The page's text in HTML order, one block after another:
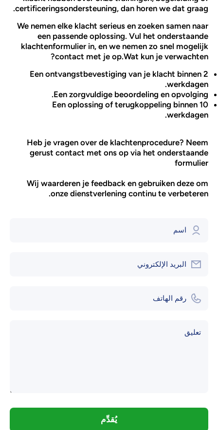
certificeringsondersteuning, dan horen we dat graag.
We nemen elke klacht serieus en zoeken samen naar
een passende oplossing. Vul het onderstaande
klachtenformulier in, en we nemen zo snel mogelijk
contact met je op.Wat kun je verwachten?
Een ontvangstbevestiging van je klacht binnen 2
werkdagen.
Een zorgvuldige beoordeling en opvolging.
Een oplossing of terugkoppeling binnen 10
werkdagen.
Heb je vragen over de klachtenprocedure? Neem
gerust contact met ons op via het onderstaande
formulier
Wij waarderen je feedback en gebruiken deze om
onze dienstverlening continu te verbeteren.
اسم
البريد الإلكتروني
رقم الهاتف
تعليق
يُقدِّم